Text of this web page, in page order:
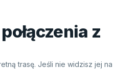
z
trasę. Jeśli nie widzisz jej na